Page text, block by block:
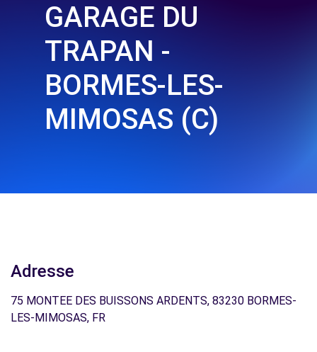
GARAGE DU
TRAPAN -
BORMES-LES-
MIMOSAS (C)
Adresse
75 MONTEE DES BUISSONS ARDENTS, 83230 BORMES-
LES-MIMOSAS, FR